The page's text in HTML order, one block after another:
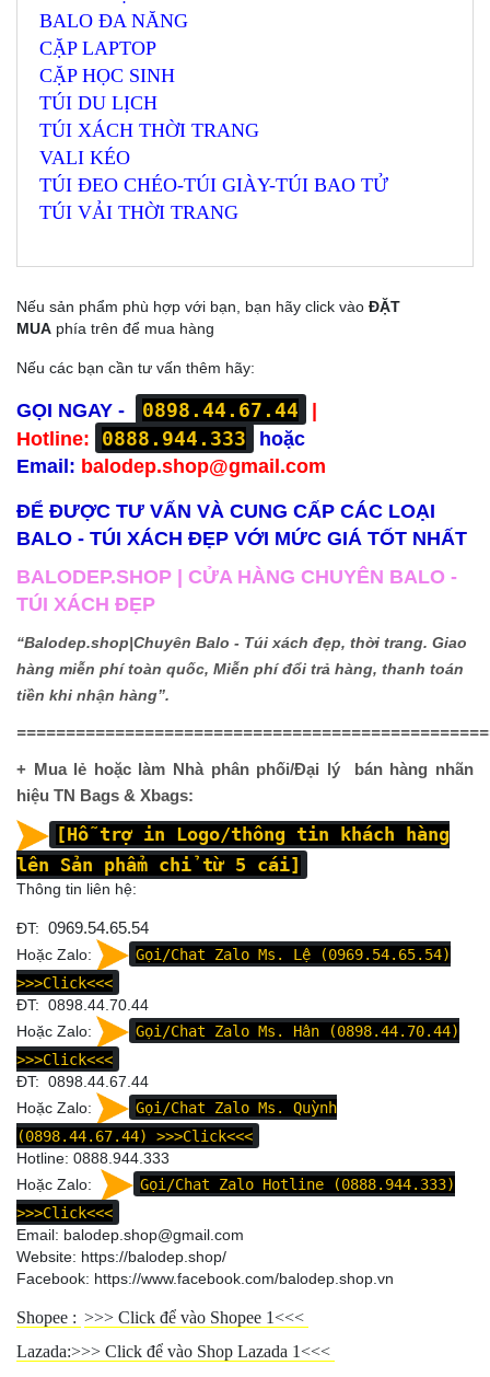
BALO ĐA NĂNG
CẶP LAPTOP
CẶP HỌC SINH
TÚI DU LỊCH
TÚI XÁCH THỜI TRANG
VALI KÉO
TÚI ĐEO CHÉO-TÚI GIÀY-TÚI BAO TỬ
TÚI VẢI THỜI TRANG
Nếu sản phẩm phù hợp với bạn, bạn hãy click vào ĐẶT
MUA phía trên để mua hàng
Nếu các bạn cần tư vấn thêm hãy:
GỌI NGAY - 0898.44.67.44
|
Hotline:
0888.944.333
hoặc
Email: balodep.shop@gmail.com
ĐỂ ĐƯỢC TƯ VẤN VÀ CUNG CẤP CÁC LOẠI
BALO - TÚI XÁCH ĐẸP VỚI MỨC GIÁ TỐT NHẤT
BALODEP.SHOP | CỬA HÀNG CHUYÊN BALO -
TÚI XÁCH ĐẸP
“Balodep.shop|Chuyên Balo - Túi xách đẹp, thời trang. Giao
hàng miễn phí toàn quốc, Miễn phí đổi trả hàng, thanh toán
tiền khi nhận hàng”.
+ Mua lẻ hoặc làm Nhà phân phối/Đại lý bán hàng nhãn
hiệu TN Bags & Xbags:
[Hỗ trợ in Logo/thông tin khách hàng
lên Sản phẩm chỉ từ 5 cái]
Thông tin liên hệ:
ĐT: 0969.54.65.54
Hoặc Zalo:
Gọi/Chat Zalo Ms. Lệ (0969.54.65.54)
>>>Click<<<
ĐT: 0898.44.70.44
Hoặc Zalo:
Gọi/Chat Zalo Ms. Hân (0898.44.70.44)
>>>Click<<<
ĐT: 0898.44.67.44
Hoặc Zalo:
Gọi/Chat Zalo Ms. Quỳnh
(0898.44.67.44)
>>>Click<<<
Hotline: 0888.944.333
Hoặc Zalo:
Gọi/Chat Zalo Hotline (0888.944.333)
>>>Click<<<
Email: balodep.shop@gmail.com
Website: https://balodep.shop/
Facebook: https://www.facebook.com/balodep.shop.vn
Shopee : >>> Click để vào Shopee 1 <<<
Lazada:>>> Click để vào Shop Lazada 1 <<<